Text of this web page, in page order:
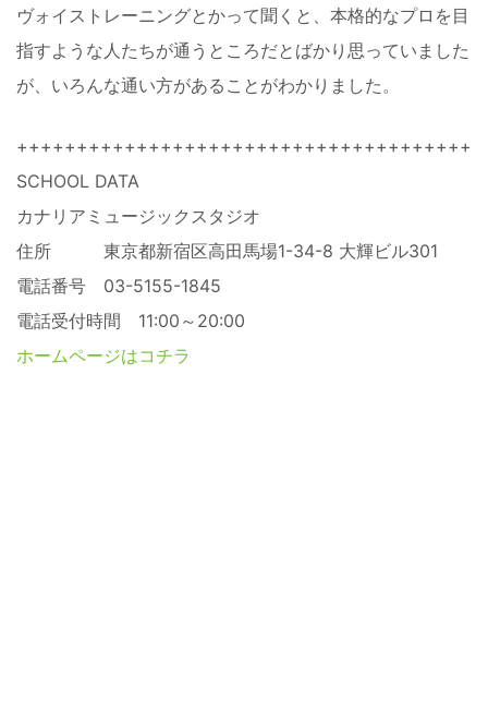
ヴォイストレーニングとかって聞くと、本格的なプロを目
指すような人たちが通うところだとばかり思っていました
が、いろんな通い方があることがわかりました。
SCHOOL DATA
カナリアミュージックスタジオ
住所 東京都新宿区高田馬場1-34-8 大輝ビル301
電話番号 03-5155-1845
電話受付時間 11:00～20:00
ホームページはコチラ